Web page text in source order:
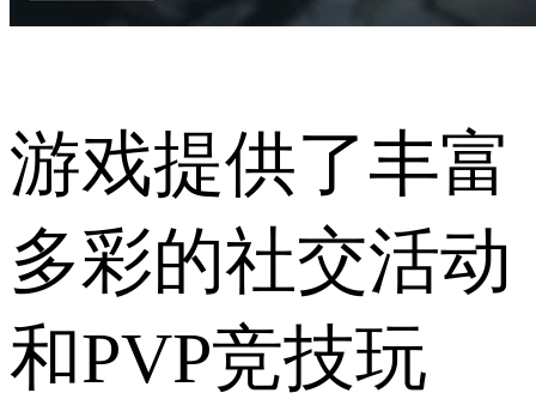
游戏提供了丰富
多彩的社交活动
和PVP竞技玩